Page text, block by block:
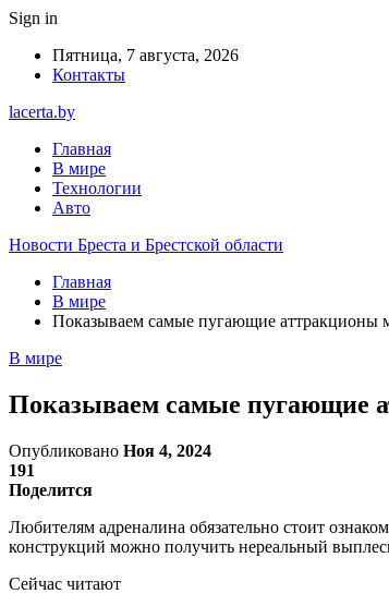
Sign in
Пятница, 7 августа, 2026
Контакты
lacerta.by
Главная
В мире
Технологии
Авто
Новости Бреста и Брестской области
Главная
В мире
Показываем самые пугающие аттракционы
В мире
Показываем самые пугающие
Опубликовано Ноя 4, 2024
191
Поделится
Любителям адреналина обязательно стоит
конструкций можно получить нереальный
Сейчас читают